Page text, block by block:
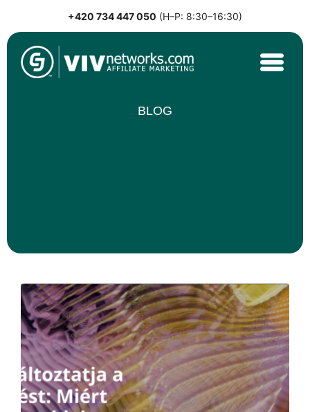
to
content
+420 734 447 050 (H–P: 8:30–16:30)
Nejvýkonnější affiliate síť v CEE
BLOG